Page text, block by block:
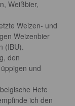
Weißbier,
Weizen- und
Weizenbier
(IBU).
den
und
Hefe
ich den